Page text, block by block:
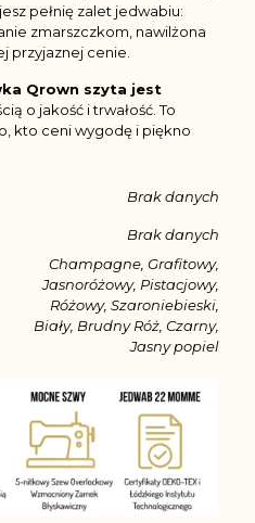
pełnię zalet jedwabiu:
zmarszczkom, nawilżona
przyjaznej cenie.
Qrown szyta jest
o jakość i trwałość. To
kto ceni wygodę i piękno
Brak danych
Brak danych
Champagne, Grafitowy,
Jasnoróżowy, Pistacjowy,
Różowy, Szaroniebieski,
Biały, Brudny Róż, Czarny,
Jasny popiel